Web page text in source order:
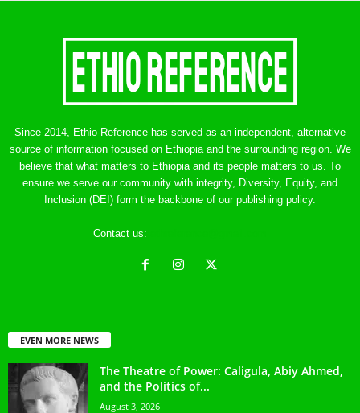
Since 2014, Ethio-Reference has served as an independent, alternative
source of information focused on Ethiopia and the surrounding region. We
believe that what matters to Ethiopia and its people matters to us. To
ensure we serve our community with integrity, Diversity, Equity, and
Inclusion (DEI) form the backbone of our publishing policy.
Contact us:
EVEN MORE NEWS
The Theatre of Power: Caligula, Abiy Ahmed,
and the Politics of...
August 3, 2026